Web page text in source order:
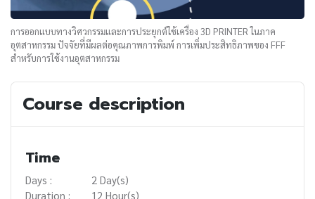
การออกแบบทางวิศวกรรมและการประยุกต์ใช้เครื่อง 3D PRINTER ในภาค
อุตสาหกรรม ปัจจัยที่มีผลต่อคุณภาพการพิมพ์ การเพิ่มประสิทธิภาพของ FFF
สำหรับการใช้งานอุตสาหกรรม
Course description
Time
Days :
2 Day(s)
Duration :
12 Hour(s)